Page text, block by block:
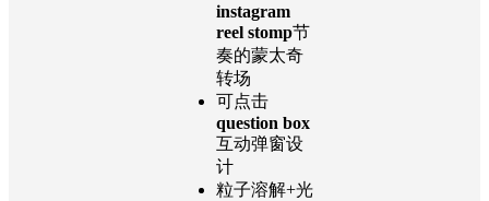
instagram
reel stomp节
奏的蒙太奇
转场
可点击
question box
互动弹窗设
计
粒子溶解+光